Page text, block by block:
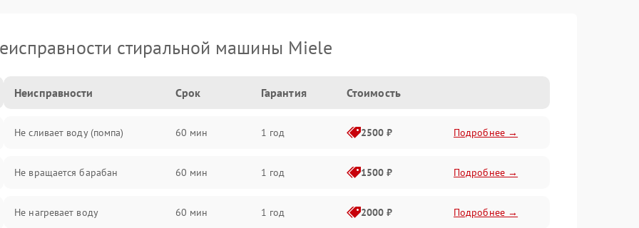
стиральной машины Miele
Неисправности Срок Гарантия Стоимость
Не сливает воду (помпа) 60 мин 1 год 2500 ₽ Подробнее →
Не вращается барабан 60 мин 1 год 1500 ₽ Подробнее →
Не нагревает воду 60 мин 1 год 2000 ₽ Подробнее →